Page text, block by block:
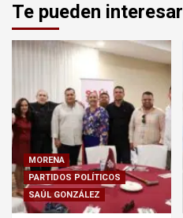
Te pueden interesar
MORENA
PARTIDOS POLÍTICOS
SAÚL GONZÁLEZ